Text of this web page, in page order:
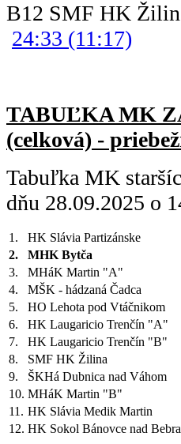
B12 SMF HK
24:33 (11:17)
TABUĽKA MK
(celková) -
Tabuľka MK
dňu 28.09.2025 o
1. HK Slávia Partizánske
2.
MHK Bytča
3.
MHáK Martin "A"
4.
MŠK - hádzaná Čadca
5.
HO Lehota pod Vtáčnikom
6.
HK Laugaricio Trenčín "A"
7.
HK Laugaricio Trenčín "B"
8.
SMF HK Žilina
9.
ŠKHá Dubnica nad Váhom
10. MHáK Martin "B"
11. HK Slávia Medik Martin
12. HK Sokol Bánovce nad